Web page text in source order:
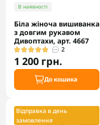
В наявності
Біла жіноча вишиванка
з довгим рукавом
Дивоптахи, арт. 4667
2
1 200 грн.
До кошика
Відправка в день
замовлення